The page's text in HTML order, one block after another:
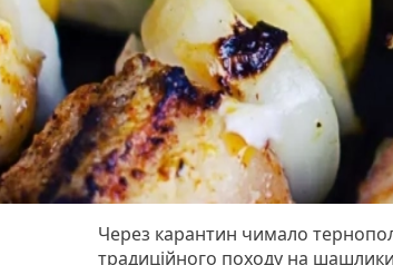
Через карантин чимало
традиційного походу на